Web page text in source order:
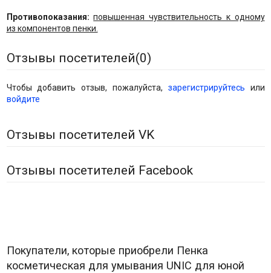
Противопоказания:повышенная чувствительность к одному
из компонентов пенки.
Отзывы посетителей(0)
Чтобы добавить отзыв, пожалуйста, зарегистрируйтесь или
войдите
Отзывы посетителей VK
Отзывы посетителей Facebook
Покупатели, которые приобрели Пенка
косметическая для умывания UNIC для юной